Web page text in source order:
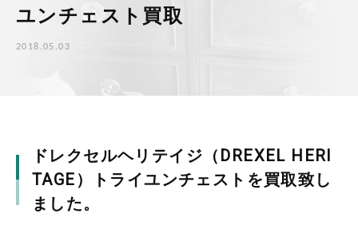
ユンチェスト買取
2018.05.03
ドレクセルヘリテイジ（DREXEL HERI
TAGE）トライユンチェストを買取致し
ました。